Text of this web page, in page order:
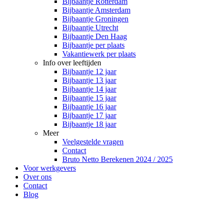
Bijbaantje Amsterdam
Bijbaantje Groningen
Bijbaantje Utrecht
Bijbaantje Den Haag
Bijbaantje per plaats
Vakantiewerk per plaats
Info over leeftijden
Bijbaantje 12 jaar
Bijbaantje 13 jaar
Bijbaantje 14 jaar
Bijbaantje 15 jaar
Bijbaantje 16 jaar
Bijbaantje 17 jaar
Bijbaantje 18 jaar
Meer
Veelgestelde vragen
Contact
Bruto Netto Berekenen 2024 / 2025
Voor werkgevers
Over ons
Contact
Blog